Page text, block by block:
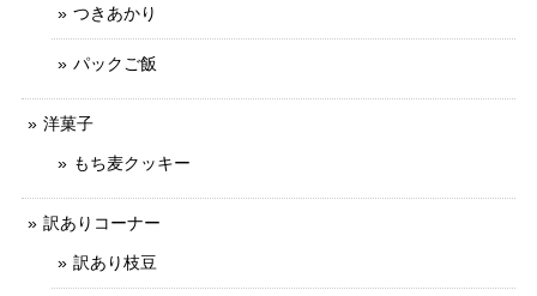
つきあかり
パックご飯
洋菓子
もち麦クッキー
訳ありコーナー
訳あり枝豆